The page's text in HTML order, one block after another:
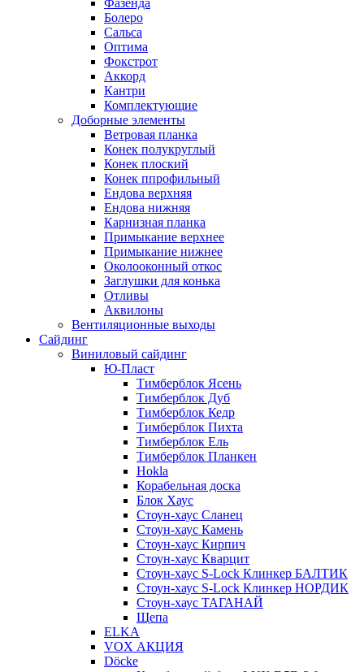
Фазенда
Болеро
Сальса
Оптима
Фокстрот
Аккорд
Кантри
Комплектующие
Доборные элементы
Ветровая планка
Конек полукруглый
Конек плоский
Конек ппрофильный
Ендова верхняя
Ендова нижняя
Карнизная планка
Примыкание верхнее
Примыкание нижнее
Околооконный откос
Заглушки для конька
Отливы
Аквилоны
Вентиляционные выходы
Сайдинг
Виниловый сайдинг
Ю-Пласт
Тимберблок Ясень
Тимберблок Дуб
Тимберблок Кедр
Тимберблок Пихта
Тимберблок Ель
Тимберблок Планкен
Hokla
Корабельная доска
Блок Хаус
Стоун-хаус Сланец
Стоун-хаус Камень
Стоун-хаус Кирпич
Стоун-хаус Кварцит
Стоун-хаус S-Lock Клинкер БАЛТИК
Стоун-хаус S-Lock Клинкер НОРДИК
Стоун-хаус ТАГАНАЙ
Щепа
ELKA
VOX АКЦИЯ
Döcke